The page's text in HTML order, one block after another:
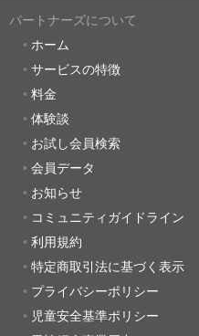
パートナーズについて
ホーム
サービスの特徴
料金
体験談
お試し会員検索
会員データ
お知らせ
コミュニティガイドライン
利用規約
特定商取引法に基づく表示
プライバシーポリシー
児童安全基準ポリシー